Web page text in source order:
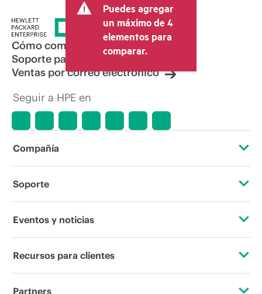
Puedes agregar
un máximo de 4
elementos para
comparar.
Cómo comprar
Soporte para productos
Ventas por correo electrónico
Seguir a HPE en
Compañía
Acerca de HPE
Responsabilidad corporativa
Laboratorios HPE
Soporte
Servicios de soporte operativo
Eventos y noticias
Eventos
Recursos para clientes
Contacta con nosotros
Partners